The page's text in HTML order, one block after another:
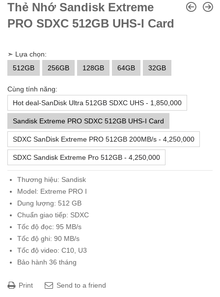
Thẻ Nhớ Sandisk Extreme
PRO SDXC 512GB UHS-I Card
➣ Lựa chọn:
512GB
256GB 128GB 64GB 32GB
Cùng tính năng:
Hot deal-SanDisk Ultra 512GB SDXC UHS - 1,850,000
Sandisk Extreme PRO SDXC 512GB UHS-I Card
SDXC SanDisk Extreme PRO 512GB 200MB/s - 4,250,000
SDXC Sandisk Extreme Pro 512GB - 4,250,000
Thương hiệu: Sandisk
Model: Extreme PRO I
Dung lượng: 512 GB
Chuẩn giao tiếp: SDXC
Tốc độ đọc: 95 MB/s
Tốc độ ghi: 90 MB/s
Tốc độ video: C10, U3
Bảo hành 36 tháng
Print Send to a friend